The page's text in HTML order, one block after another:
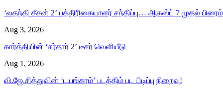
‘வதந்தி சீசன் 2’ பத்திரிகையாளர் சந்திப்பு… ஆகஸ்ட் 7 முதல்
Aug 3, 2026
கார்த்தியின் ‘சர்தார் 2’ டீசர் வெளியீடு
Aug 1, 2026
வி.ஜே.சித்துவின் ‘டயங்கரம்’ படத்திம் பட பிடிப்பு நிறைவு!